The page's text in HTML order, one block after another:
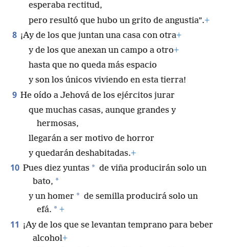
esperaba rectitud,
pero resultó que hubo un grito de angustia”.+
8 ¡Ay de los que juntan una casa con otra+
y de los que anexan un campo a otro+
hasta que no queda más espacio
y son los únicos viviendo en esta tierra!
9 He oído a Jehová de los ejércitos jurar
que muchas casas, aunque grandes y
hermosas,
llegarán a ser motivo de horror
y quedarán deshabitadas.+
10 Pues diez yuntas * de viña producirán solo un
bato, *
y un homer * de semilla producirá solo un
efá. * +
11 ¡Ay de los que se levantan temprano para beber
alcohol+